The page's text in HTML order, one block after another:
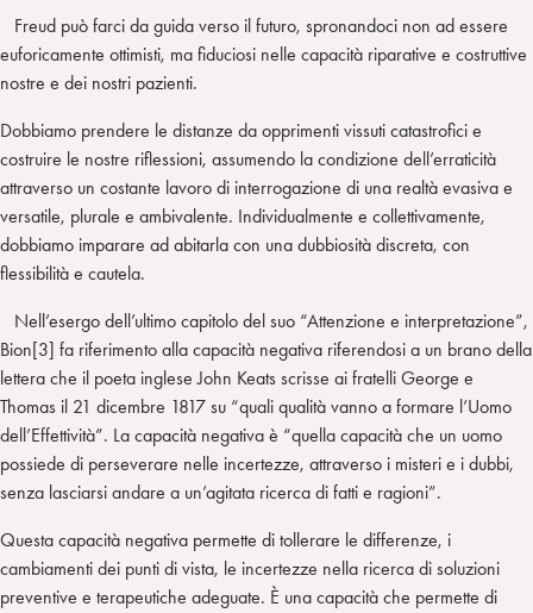
Freud può farci da guida verso il futuro, spronandoci non ad essere
euforicamente ottimisti, ma fiduciosi nelle capacità riparative e costruttive
nostre e dei nostri pazienti.
Dobbiamo prendere le distanze da opprimenti vissuti catastrofici e
costruire le nostre riflessioni, assumendo la condizione dell’erraticità
attraverso un costante lavoro di interrogazione di una realtà evasiva e
versatile, plurale e ambivalente. Individualmente e collettivamente,
dobbiamo imparare ad abitarla con una dubbiosità discreta, con
flessibilità e cautela.
Nell’esergo dell’ultimo capitolo del suo “Attenzione e interpretazione”,
Bion[3] fa riferimento alla capacità negativa riferendosi a un brano della
lettera che il poeta inglese John Keats scrisse ai fratelli George e
Thomas il 21 dicembre 1817 su “quali qualità vanno a formare l’Uomo
dell’Effettività”. La capacità negativa è “quella capacità che un uomo
possiede di perseverare nelle incertezze, attraverso i misteri e i dubbi,
senza lasciarsi andare a un’agitata ricerca di fatti e ragioni”.
Questa capacità negativa permette di tollerare le differenze, i
cambiamenti dei punti di vista, le incertezze nella ricerca di soluzioni
preventive e terapeutiche adeguate. È una capacità che permette di